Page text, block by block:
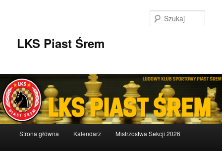
LKS Piast Śrem
Strona główna Kalendarz Mistrzostwa Sekcji 2026